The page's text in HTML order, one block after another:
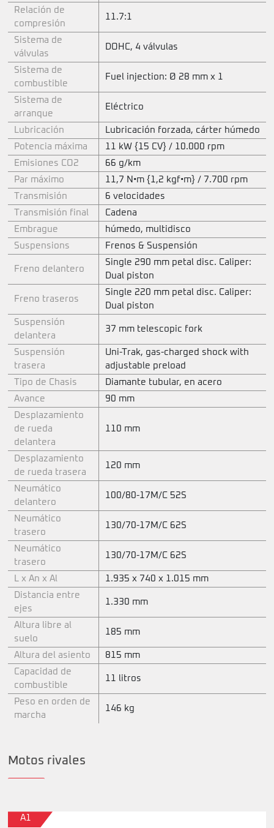
Relación de
compresión
11.7:1
Sistema de
válvulas
DOHC, 4 válvulas
Sistema de
combustible
Fuel injection: Ø 28 mm x 1
Sistema de
arranque
Eléctrico
Lubricación
Lubricación forzada, cárter húmedo
Potencia máxima
11 kW {15 CV} / 10.000 rpm
Emisiones CO2
66 g/km
Par máximo
11,7 N•m {1,2 kgf•m} / 7.700 rpm
Transmisión
6 velocidades
Transmisión final
Cadena
Embrague
húmedo, multidisco
Suspensions
Frenos & Suspensión
Freno delantero
Single 290 mm petal disc. Caliper:
Dual piston
Freno traseros
Single 220 mm petal disc. Caliper:
Dual piston
Suspensión
delantera
37 mm telescopic fork
Suspensión
trasera
Uni-Trak, gas-charged shock with
adjustable preload
Tipo de Chasis
Diamante tubular, en acero
Avance
90 mm
Desplazamiento
de rueda
delantera
110 mm
Desplazamiento
de rueda trasera
120 mm
Neumático
delantero
100/80-17M/C 52S
Neumático
trasero
130/70-17M/C 62S
Neumático
trasero
130/70-17M/C 62S
L x An x Al
1.935 x 740 x 1.015 mm
Distancia entre
ejes
1.330 mm
Altura libre al
suelo
185 mm
Altura del asiento
815 mm
Capacidad de
combustible
11 litros
Peso en orden de
marcha
146 kg
Motos rivales
A1